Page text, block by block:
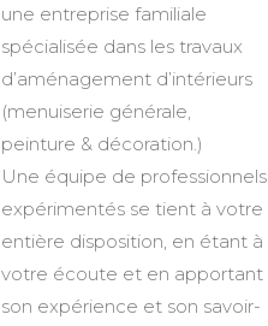
une entreprise familiale
spécialisée dans les travaux
d’aménagement d’intérieurs
(menuiserie générale,
peinture & décoration.)
Une équipe de professionnels
expérimentés se tient à votre
entière disposition, en étant à
votre écoute et en apportant
son expérience et son savoir-